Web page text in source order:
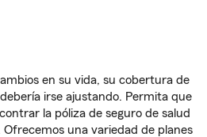
en su vida, su cobertura de
irse ajustando. Permita que
la póliza de seguro de salud
una variedad de planes